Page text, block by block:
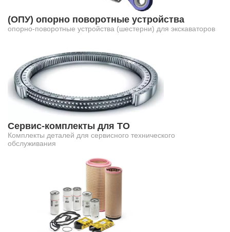
(ОПУ) опорно поворотные устройства
опорно-поворотные устройства (шестерни) для экскаваторов
Сервис-комплекты для ТО
Комплекты деталей для сервисного технического
обслуживания